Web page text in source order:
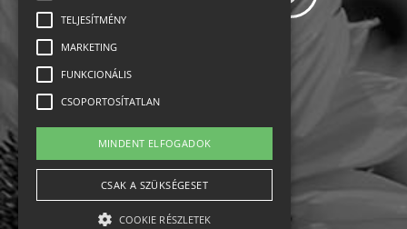
Állásajánlatok
Impresszum-kapcsolat
Jogi nyilatkozat
TELJESÍTMÉNY
MARKETING
FUNKCIONÁLIS
CSOPORTOSÍTATLAN
MINDENT ELFOGADOK
CSAK A SZÜKSÉGESET
COOKIE RÉSZLETEK